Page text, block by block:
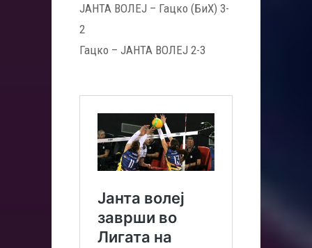
ЈАНТА ВОЛЕЈ – Гацко (БиХ) 3-
2
Гацко – ЈАНТА ВОЛЕЈ 2-3